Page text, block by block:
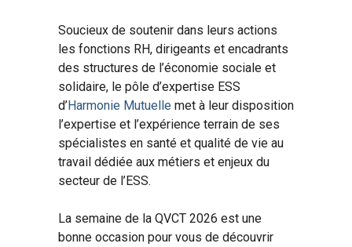
Soucieux de soutenir dans leurs actions
les fonctions RH, dirigeants et encadrants
des structures de l’économie sociale et
solidaire, le pôle d’expertise ESS
d’Harmonie Mutuelle met à leur disposition
l’expertise et l’expérience terrain de ses
spécialistes en santé et qualité de vie au
travail dédiée aux métiers et enjeux du
secteur de l’ESS.
La semaine de la QVCT 2026 est une
bonne occasion pour vous de découvrir